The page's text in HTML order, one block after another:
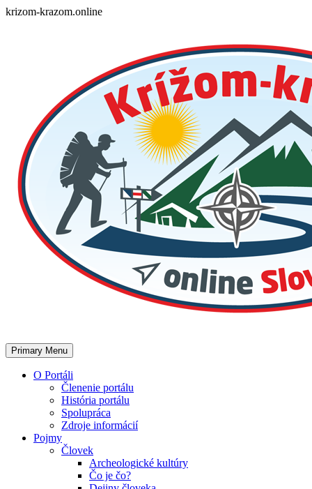
Skip
krizom-krazom.online
Primary Menu
O Portáli
Členenie portálu
História portálu
Spolupráca
Zdroje informácií
Pojmy
Človek
Archeologické kultúry
Čo je čo?